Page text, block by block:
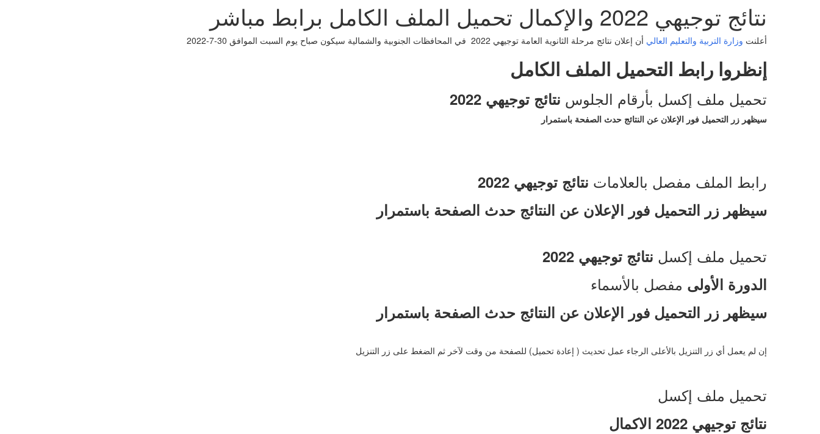
نتائج توجيهي 2022 والإكمال تحميل الملف الكامل برابط مباشر
أعلنت وزارة التربية والتعليم العالي أن إعلان نتائج مرحلة الثانوية العامة توجيهي 2022 في المحافظات الجنوبية والشمالية سيكون صباح يوم السبت الموافق 30-7-2022
إنظروا رابط التحميل الملف الكامل
تحميل ملف إكسل بأرقام الجلوس نتائج توجيهي 2022
سيظهر زر التحميل فور الإعلان عن النتائج حدث الصفحة باستمرار
رابط الملف مفصل بالعلامات نتائج توجيهي 2022
سيظهر زر التحميل فور الإعلان عن النتائج حدث الصفحة باستمرار
تحميل ملف إكسل نتائج توجيهي 2022
الدورة الأولى مفصل بالأسماء
سيظهر زر التحميل فور الإعلان عن النتائج حدث الصفحة باستمرار
إن لم يعمل أي زر التنزيل بالأعلى الرجاء عمل تحديث ( إعادة تحميل) للصفحة من وقت لآخر ثم الضغط على زر التنزيل
تحميل ملف إكسل
نتائج توجيهي 2022 الاكمال